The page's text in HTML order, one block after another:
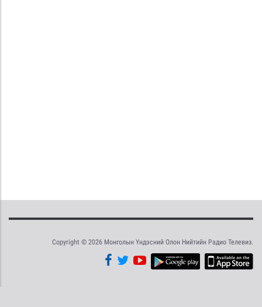
Copyright © 2026 Монголын Үндэсний Олон Нийтийн Радио Телевиз.